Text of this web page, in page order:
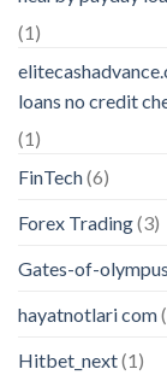
(1)
loans no credit
(1)
FinTech(6)
Forex Trading(3)
Gates-of-
hayatnotlari com
Hitbet_next(1)